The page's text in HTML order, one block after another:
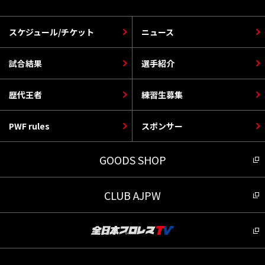
スケジュール/チケット
選手紹介
PWF rules
ニュース
歴代王者
スポンサー
試合結果
練習生募集
GOODS SHOP
CLUB AJPW